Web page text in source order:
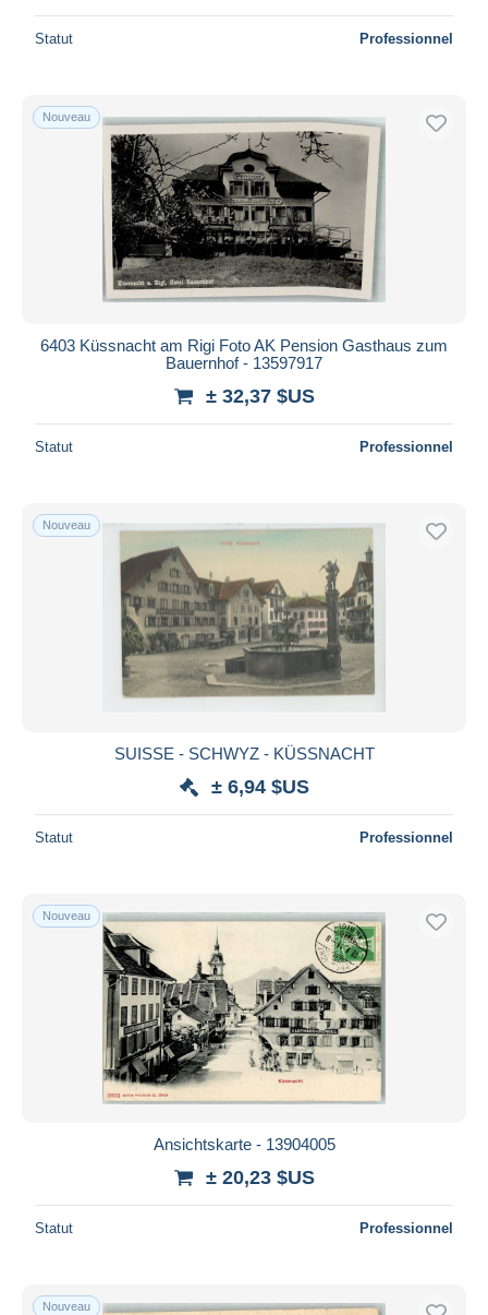
Statut Professionnel
Nouveau
6403 Küssnacht am Rigi Foto AK Pension Gasthaus zum
Bauernhof - 13597917
± 32,37 $US
Statut Professionnel
Nouveau
SUISSE - SCHWYZ - KÜSSNACHT
± 6,94 $US
Statut Professionnel
Nouveau
Ansichtskarte - 13904005
± 20,23 $US
Statut Professionnel
Nouveau